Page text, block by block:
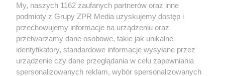
Żaden utwór zamieszczony w serwisie nie może być powielany i
rozpowszechniany lub dalej rozpowszechniany w jakikolwiek sposób (w
tym także elektroniczny lub mechaniczny) na jakimkolwiek polu
eksploatacji w jakiejkolwiek formie, włącznie z umieszczaniem w
Internecie bez pisemnej zgody właściciela praw. Jakiekolwiek użycie lub
wykorzystanie utworów w całości lub w części z naruszeniem prawa,
tzn. bez właściwej zgody, jest zabronione pod groźbą kary i może być
ścigane prawnie.
My, naszych 1162 zaufanych partnerów oraz inne
podmioty z Grupy ZPR Media uzyskujemy dostęp i
przechowujemy informacje na urządzeniu oraz
przetwarzamy dane osobowe, takie jak unikalne
identyfikatory, standardowe informacje wysyłane przez
urządzenie czy dane przeglądania w celu zapewniania
spersonalizowanych reklam, wybór spersonalizowanych